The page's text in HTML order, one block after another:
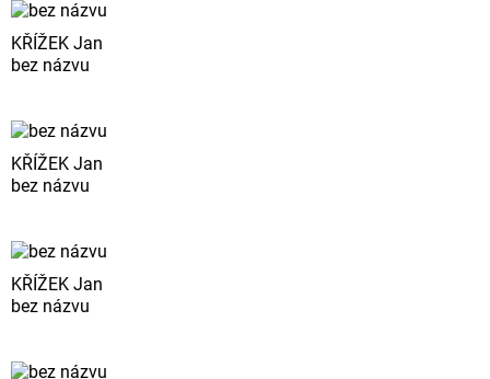
KŘÍŽEK Jan
bez názvu
KŘÍŽEK Jan
bez názvu
KŘÍŽEK Jan
bez názvu